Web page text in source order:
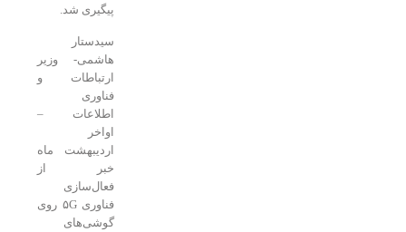
پیگیری شد.
هاشمی- وزیر
ارتباطات و
اطلاعات –
اردیبهشت ماه
خبر از
فعال‌سازی
فناوری ۵G روی
گوشی‌های